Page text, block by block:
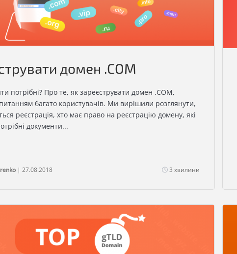
домен .COM
потрібні? Про те, як зареєструвати домен .COM,
багато користувачів. Ми вирішили розглянути,
реєстрація, хто має право на реєстрацію домену, які
документи...
| 27.08.2018 3 хвилини